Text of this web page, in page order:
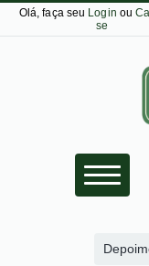
Olá, faça seu Login ou
se